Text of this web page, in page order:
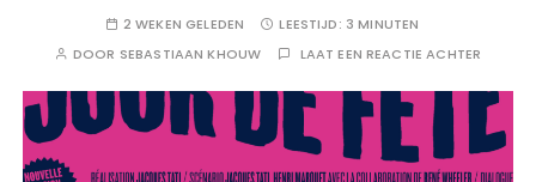
2 WEKEN GELEDEN LEESTIJD: 3 MINUTEN
DOOR SEBASTIAAN KHOUW LAAT EEN REACTIE ACHTER